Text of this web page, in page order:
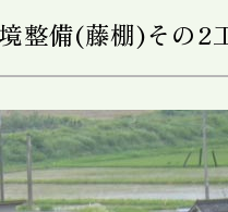
整備(藤棚)その2